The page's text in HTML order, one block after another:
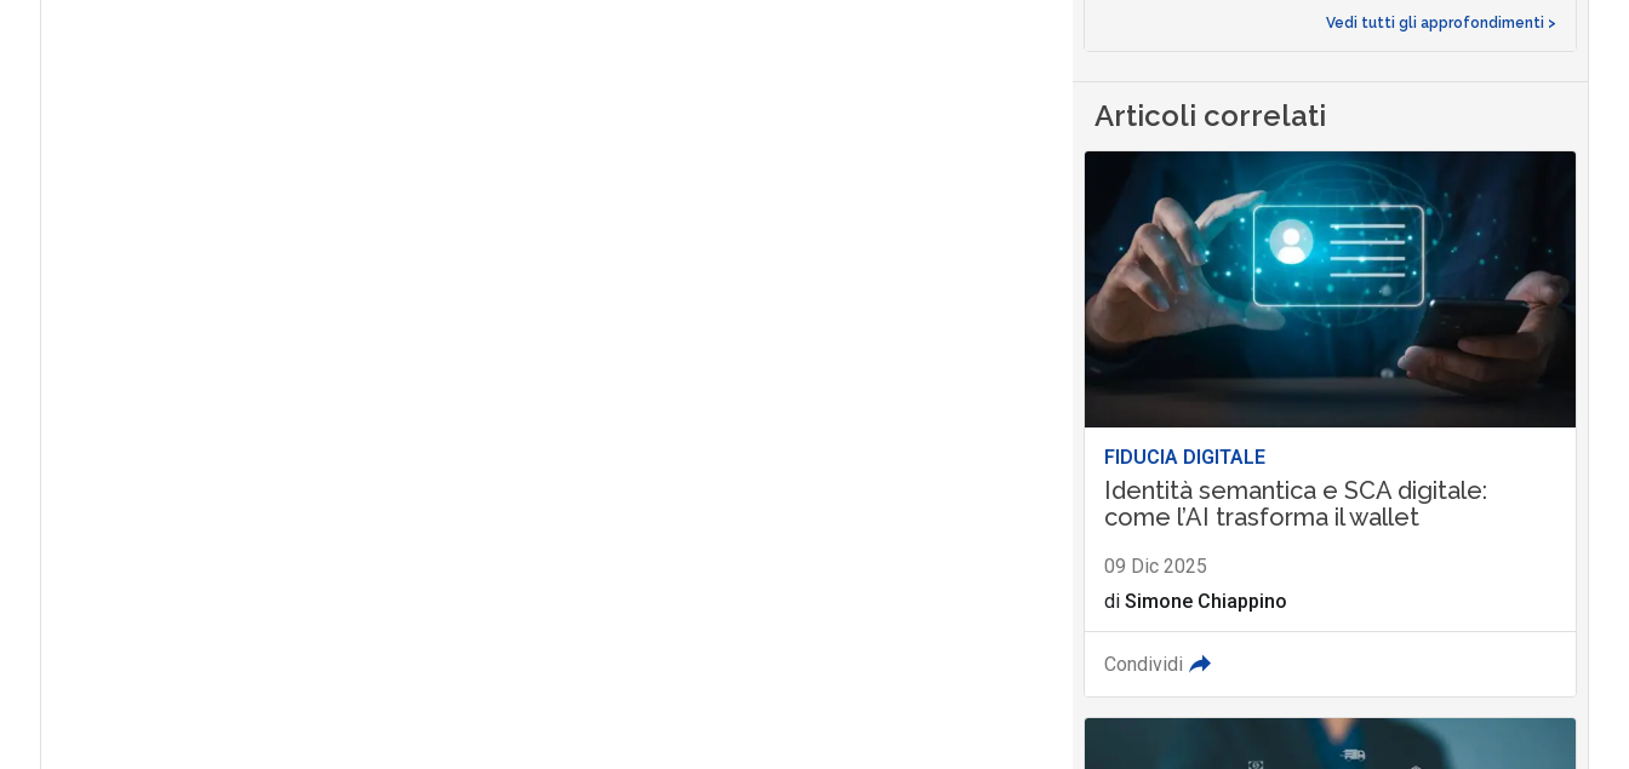
Vedi tutti gli approfondimenti >
Articoli correlati
FIDUCIA DIGITALE
Identità semantica e SCA digitale:
come l’AI trasforma il wallet
09 Dic 2025
di Simone Chiappino
Condividi